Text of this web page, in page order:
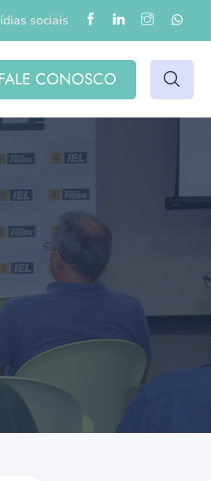
sociais
CONOSCO